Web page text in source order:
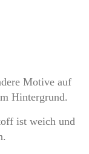
Motive auf
Hintergrund.
ist weich und